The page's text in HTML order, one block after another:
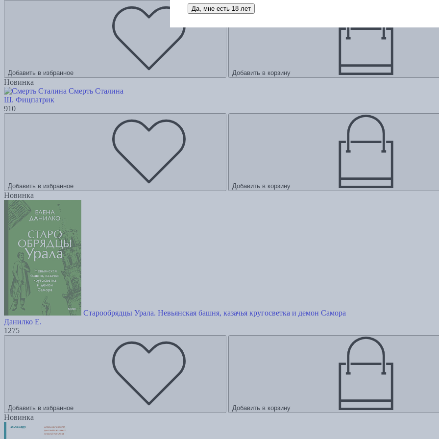
Добавить в избранное Добавить в корзину
Новинка
Смерть Сталина
Ш. Фицпатрик
910
Добавить в избранное Добавить в корзину
Новинка
Старообрядцы Урала. Невьянская башня, казачья кругосветка и демон Самора
Данилко Е.
1275
Добавить в избранное Добавить в корзину
Новинка
Да, мне есть 18 лет